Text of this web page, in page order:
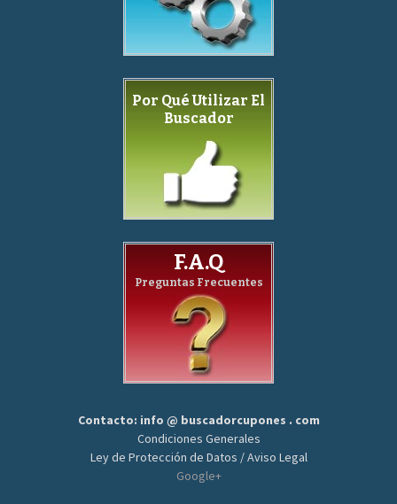
Por Qué Utilizar El
Buscador
F.A.Q
Preguntas Frecuentes
Contacto: info @ buscadorcupones . com
Condiciones Generales
Ley de Protección de Datos / Aviso Legal
Google+